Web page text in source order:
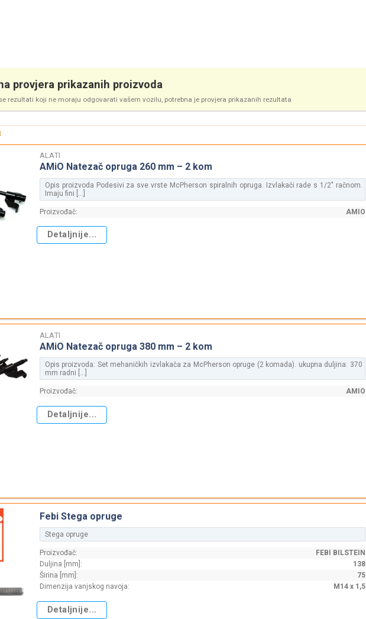
provjera prikazanih proizvoda
rezultati koji ne moraju odgovarati vašem vozilu, potrebna je provjera prikazanih rezultata
ALATI
AMiO Natezač opruga 260 mm – 2 kom
Opis proizvoda Podesivi za sve vrste McPherson spiralnih opruga. Izvlakači rade s 1/2" račnom.
Imaju fini [...]
Proizvođač: AMIO
Detaljnije...
ALATI
AMiO Natezač opruga 380 mm – 2 kom
Opis proizvoda: Set mehaničkih izvlakača za McPherson opruge (2 komada). ukupna duljina: 370
mm radni [...]
Proizvođač: AMIO
Detaljnije...
Febi Stega opruge
Stega opruge
Proizvođač:
FEBI BILSTEIN
Duljina [mm]:
138
Širina [mm]:
75
Dimenzija vanjskog navoja:
M14 x 1,5
Detaljnije...